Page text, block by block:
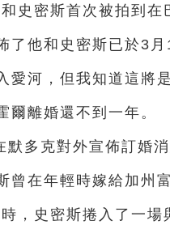
史密斯首次被拍到
了他和史密斯已於3
愛河，但我知道這將
爾離婚還不到一年。
默多克對外宣佈訂婚
曾在年輕時嫁給加州
，史密斯捲入了一場